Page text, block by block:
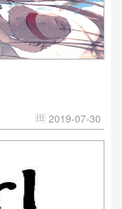
 2019-07-30